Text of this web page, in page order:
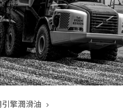
擎潤滑油